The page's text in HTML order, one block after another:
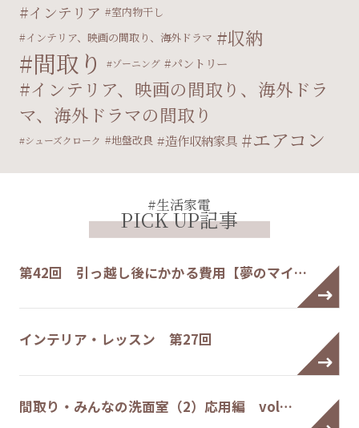
インテリア
室内物干し
インテリア、映画の間取り、海外ドラマ
収納
間取り ゾーニング パントリー
インテリア、映画の間取り、海外ドラ
マ、海外ドラマの間取り
シューズクローク 地盤改良 造作収納家具 エアコン
#生活家電
PICK UP記事
第42回 引っ越し後にかかる費用【夢のマイ…
インテリア・レッスン 第27回
間取り・みんなの洗面室（2）応用編 vol…